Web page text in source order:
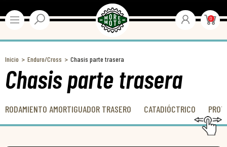
0
Inicio Enduro/Cross Chasis parte trasera
Chasis parte trasera
RODAMIENTO AMORTIGUADOR TRASERO CATADIÓCTRICO